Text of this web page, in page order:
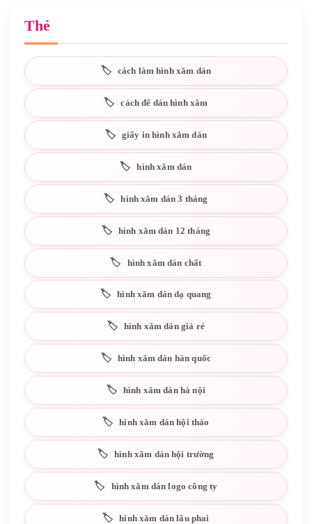
Thẻ
cách làm hình xăm dán
cách để dán hình xăm
giấy in hình xăm dán
hình xăm dán
hình xăm dán 3 tháng
hình xăm dán 12 tháng
hình xăm dán chất
hình xăm dán dạ quang
hình xăm dán giá rẻ
hình xăm dán hàn quốc
hình xăm dán hà nội
hình xăm dán hội thảo
hình xăm dán hội trường
hình xăm dán logo công ty
hình xăm dán lâu phai